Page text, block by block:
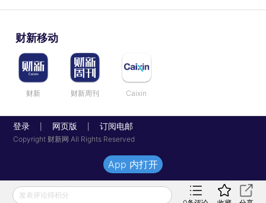
财新移动
财新 财新周刊 Caixin
登录 网页版 订阅电邮
Copyright 财新网 All Rights Reserved
发表评论得积分
App 内打开